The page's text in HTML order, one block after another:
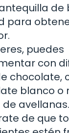
de
para
puedes
con
chocolate,
blanco o
avellanas.
de que